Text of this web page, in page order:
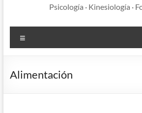
Psicología · Kinesiología ·
Alimentación